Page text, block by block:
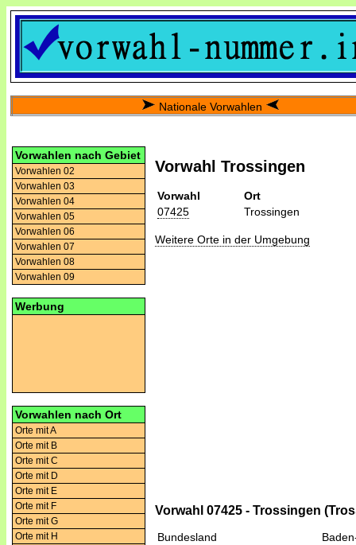
Nationale Vorwahlen
Vorwahlen nach Gebiet
Vorwahlen 02
Vorwahlen 03
Vorwahlen 04
Vorwahlen 05
Vorwahlen 06
Vorwahlen 07
Vorwahlen 08
Vorwahlen 09
Werbung
Vorwahlen nach Ort
Orte mit A
Orte mit B
Orte mit C
Orte mit D
Orte mit E
Orte mit F
Orte mit G
Orte mit H
Vorwahl Trossingen
Vorwahl
Ort
07425
Trossingen
Weitere Orte in der Umgebung
Vorwahl 07425 - Trossingen
Bundesland